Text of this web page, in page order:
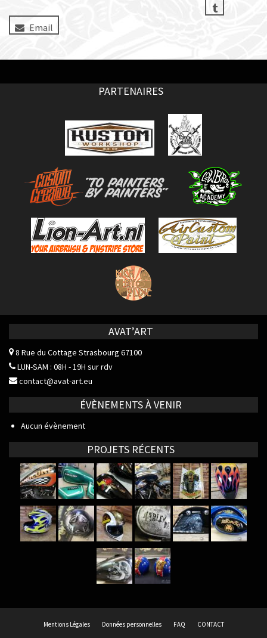
Email
PARTENAIRES
AVAT’ART
8 Rue du Cottage Strasbourg 67100
LUN-SAM : 08H - 19H sur rdv
contact@avat-art.eu
ÉVÈNEMENTS À VENIR
Aucun évènement
PROJETS RÉCENTS
Mentions Légales Données personnelles FAQ CONTACT